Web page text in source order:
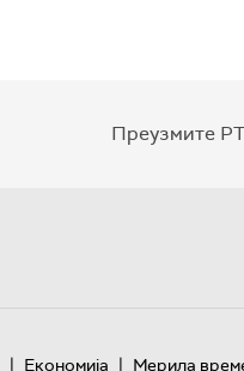
Преузмите
| Економија | Мерила